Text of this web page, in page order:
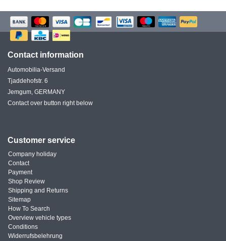
Contact information
Automobilia-Versand
Tjaddehofstr. 6
Jemgum, GERMANY
Contact over button right below
Customer service
Company holiday
Contact
Payment
Shop Review
Shipping and Returns
Sitemap
How To Search
Overview vehicle types
Conditions
Widerrufsbelehrung